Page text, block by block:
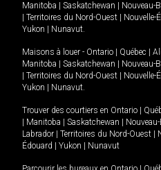
Manitoba
Saskatchewan Nouveau-
Territoires du Nord-Ouest Nouvelle-
Yukon
Nunavut.
Maisons à louer - Ontario Québec
Manitoba
Saskatchewan Nouveau-
Territoires du Nord-Ouest Nouvelle-
Yukon
Nunavut.
Trouver des courtiers en Ontario
Manitoba Saskatchewan
Labrador
Territoires du Nord-Ouest
Édouard
Yukon Nunavut